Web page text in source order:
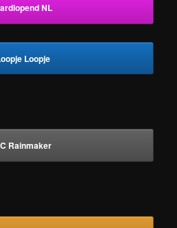
NL
Loopje
Rainmaker